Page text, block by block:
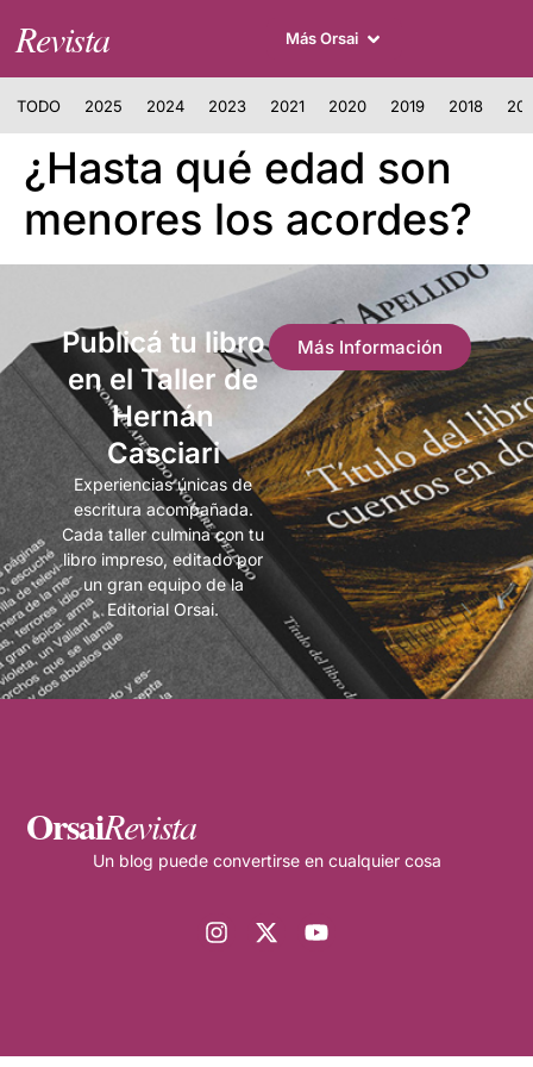
Revista Más Orsai
TODO 2025 2024 2023 2021 2020 2019 2018
¿Hasta qué edad son
menores los acordes?
Publicá tu libro
en el Taller de
Hernán
Casciari
Experiencias únicas de
escritura acompañada.
Cada taller culmina con tu
libro impreso, editado por
un gran equipo de la
Editorial Orsai.
Más Información
OrsaiRevista
Un blog puede convertirse en cualquier cosa